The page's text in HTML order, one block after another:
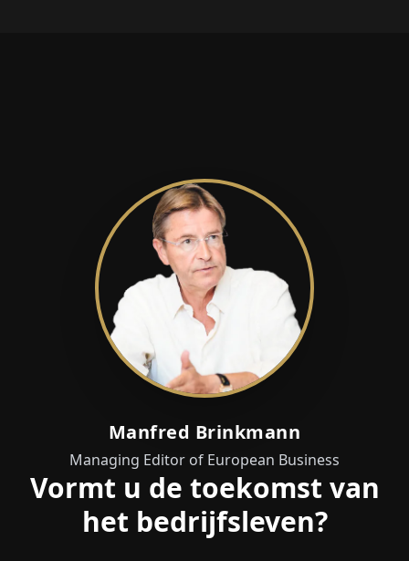
Manfred Brinkmann
Managing Editor of European Business
Vormt u de toekomst van
het bedrijfsleven?